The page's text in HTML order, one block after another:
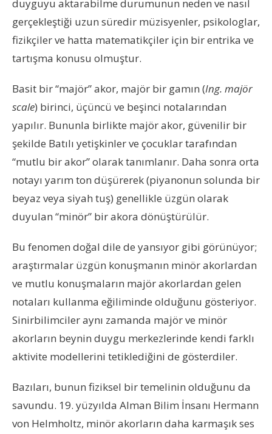
duyguyu aktarabilme durumunun neden ve nasıl
gerçekleştiği uzun süredir müzisyenler, psikologlar,
fizikçiler ve hatta matematikçiler için bir entrika ve
tartışma konusu olmuştur.
Basit bir “majör” akor, majör bir gamın (Ing. majör
scale) birinci, üçüncü ve beşinci notalarından
yapılır. Bununla birlikte majör akor, güvenilir bir
şekilde Batılı yetişkinler ve çocuklar tarafından
“mutlu bir akor” olarak tanımlanır. Daha sonra orta
notayı yarım ton düşürerek (piyanonun solunda bir
beyaz veya siyah tuş) genellikle üzgün olarak
duyulan “minör” bir akora dönüştürülür.
Bu fenomen doğal dile de yansıyor gibi görünüyor;
araştırmalar üzgün konuşmanın minör akorlardan
ve mutlu konuşmaların majör akorlardan gelen
notaları kullanma eğiliminde olduğunu gösteriyor.
Sinirbilimciler aynı zamanda majör ve minör
akorların beynin duygu merkezlerinde kendi farklı
aktivite modellerini tetiklediğini de gösterdiler.
Bazıları, bunun fiziksel bir temelinin olduğunu da
savundu. 19. yüzyılda Alman Bilim İnsanı Hermann
von Helmholtz, minör akorların daha karmaşık ses